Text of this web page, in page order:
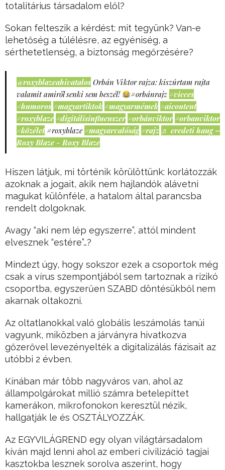
totalitárius társadalom elől?
Sokan felteszik a kérdést: mit tegyünk? Van-e
lehetőség a túlélésre, az egyéniség, a
sérthetetlenség, a biztonság megőrzésére?
@roxyblazeahivatalos Orbán Viktor rajza: kiszúrtam rajta
valamit amiről senki sem beszél!
#orbánrajz #vicces
#humoros #magyartiktok #magyarmémek #aicontent
#roxyblaze #digitálisinfluenszer #orbánviktor #orbanviktor
#közélet #roxyblaze #magyarvalóság #rajz ♬ eredeti hang –
Roxy Blaze - Roxy Blaze
Hiszen látjuk, mi történik körülöttünk: korlátozzák
azoknak a jogait, akik nem hajlandók alávetni
magukat különféle, a hatalom által parancsba
rendelt dolgoknak.
Avagy “aki nem lép egyszerre”, attól mindent
elvesznek “estére”…?
Mindezt úgy, hogy sokszor ezek a csoportok még
csak a vírus szempontjából sem tartoznak a rizikó
csoportba, egyszerűen SZABD döntésükből nem
akarnak oltakozni.
Az oltatlanokkal való globális leszámolás tanúi
vagyunk, miközben a járványra hivatkozva
gőzerővel levezényelték a digitalizálás fázisait az
utóbbi 2 évben.
Kínában már több nagyváros van, ahol az
állampolgárokat millió számra betelepíttet
kamerákon, mikrofonokon keresztül nézik,
hallgatják le és OSZTÁLYOZZÁK.
Az EGYVILÁGREND egy olyan világtársadalom
kíván majd lenni ahol az emberi civilizáció tagjai
kasztokba lesznek sorolva aszerint, hogy